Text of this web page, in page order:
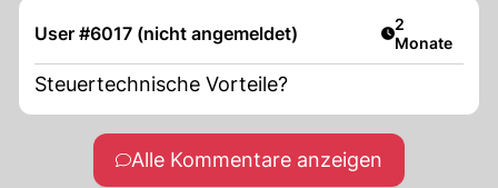
User #6017 (nicht angemeldet) Artikel
2
Monate
Steuertechnische Vorteile?
Alle Kommentare anzeigen